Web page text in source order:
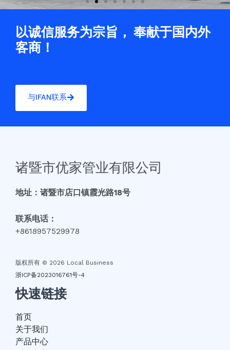
以诚信服务为宗旨， 奉献于国内外
客商！
与IFAN联系
诸暨市优家管业有限公司
地址：诸暨市店口镇霞光路18号
联系电话：
+8618957529978
版权所有 © 2026 Local Business
浙ICP备2023016761号-4
快速链接
首页
关于我们
产品中心